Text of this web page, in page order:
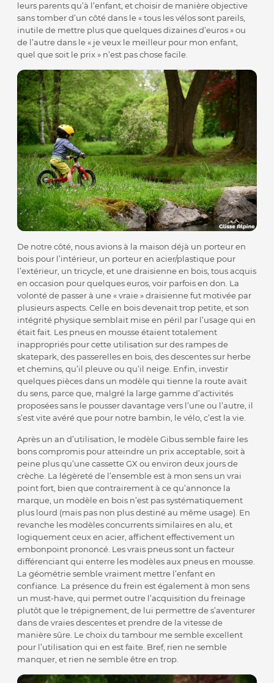
leurs parents qu’à l’enfant, et choisir de manière objective
sans tomber d’un côté dans le « tous les vélos sont pareils,
inutile de mettre plus que quelques dizaines d’euros » ou
de l’autre dans le « je veux le meilleur pour mon enfant,
quel que soit le prix » n’est pas chose facile.
De notre côté, nous avions à la maison déjà un porteur en
bois pour l’intérieur, un porteur en acier/plastique pour
l’extérieur, un tricycle, et une draisienne en bois, tous acquis
en occasion pour quelques euros, voir parfois en don. La
volonté de passer à une « vraie » draisienne fut motivée par
plusieurs aspects. Celle en bois devenait trop petite, et son
intégrité physique semblait mise en péril par l’usage qui en
était fait. Les pneus en mousse étaient totalement
inappropriés pour cette utilisation sur des rampes de
skatepark, des passerelles en bois, des descentes sur herbe
et chemins, qu’il pleuve ou qu’il neige. Enfin, investir
quelques pièces dans un modèle qui tienne la route avait
du sens, parce que, malgré la large gamme d’activités
proposées sans le pousser davantage vers l’une ou l’autre, il
s’est vite avéré que pour notre bambin, le vélo, c’est la vie.
Après un an d’utilisation, le modèle Gibus semble faire les
bons compromis pour atteindre un prix acceptable, soit à
peine plus qu’une cassette GX ou environ deux jours de
crèche. La légèreté de l’ensemble est à mon sens un vrai
point fort, bien que contrairement à ce qu’annonce la
marque, un modèle en bois n’est pas systématiquement
plus lourd (mais pas non plus destiné au même usage). En
revanche les modèles concurrents similaires en alu, et
logiquement ceux en acier, affichent effectivement un
embonpoint prononcé. Les vrais pneus sont un facteur
différenciant qui enterre les modèles aux pneus en mousse.
La géométrie semble vraiment mettre l’enfant en
confiance. La présence du frein est également à mon sens
un must-have, qui permet outre l’acquisition du freinage
plutôt que le trépignement, de lui permettre de s’aventurer
dans de vraies descentes et prendre de la vitesse de
manière sûre. Le choix du tambour me semble excellent
pour l’utilisation qui en est faite. Bref, rien ne semble
manquer, et rien ne semble être en trop.